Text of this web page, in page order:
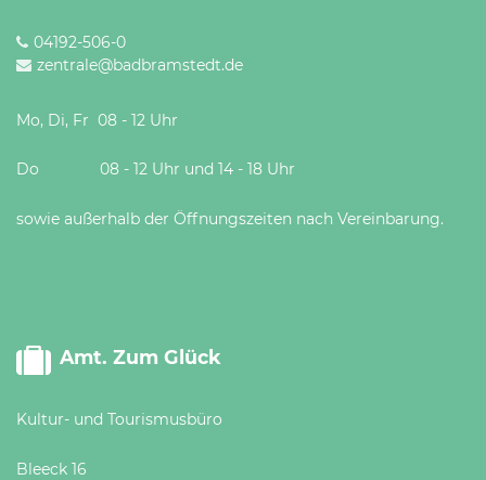
04192-506-0
zentrale@badbramstedt.de
Mo, Di, Fr 08 - 12 Uhr
Do 08 - 12 Uhr und 14 - 18 Uhr
sowie außerhalb der Öffnungszeiten nach Vereinbarung.
Amt. Zum Glück
Kultur- und Tourismusbüro
Bleeck 16